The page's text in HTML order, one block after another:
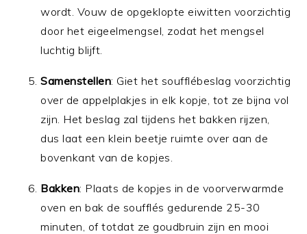
wordt. Vouw de opgeklopte eiwitten voorzichtig
door het eigeelmengsel, zodat het mengsel
luchtig blijft.
Samenstellen: Giet het soufflébeslag voorzichtig
over de appelplakjes in elk kopje, tot ze bijna vol
zijn. Het beslag zal tijdens het bakken rijzen,
dus laat een klein beetje ruimte over aan de
bovenkant van de kopjes.
Bakken: Plaats de kopjes in de voorverwarmde
oven en bak de soufflés gedurende 25-30
minuten, of totdat ze goudbruin zijn en mooi